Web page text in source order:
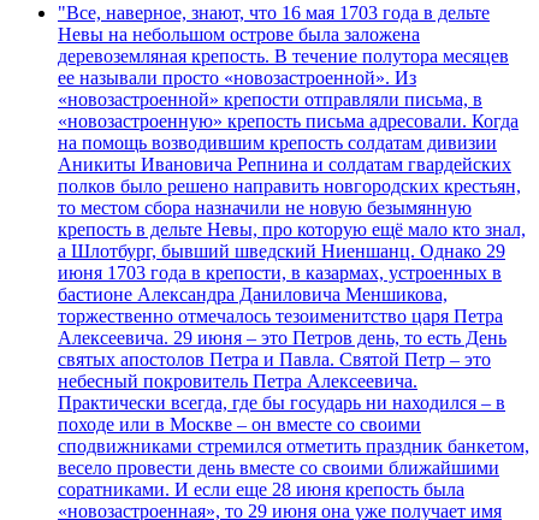
"Все, наверное, знают, что 16 мая 1703 года в дельте
Невы на небольшом острове была заложена
деревоземляная крепость. В течение полутора месяцев
ее называли просто «новозастроенной». Из
«новозастроенной» крепости отправляли письма, в
«новозастроенную» крепость письма адресовали. Когда
на помощь возводившим крепость солдатам дивизии
Аникиты Ивановича Репнина и солдатам гвардейских
полков было решено направить новгородских крестьян,
то местом сбора назначили не новую безымянную
крепость в дельте Невы, про которую ещё мало кто знал,
а Шлотбург, бывший шведский Ниеншанц. Однако 29
июня 1703 года в крепости, в казармах, устроенных в
бастионе Александра Даниловича Меншикова,
торжественно отмечалось тезоименитство царя Петра
Алексеевича. 29 июня – это Петров день, то есть День
святых апостолов Петра и Павла. Святой Петр – это
небесный покровитель Петра Алексеевича.
Практически всегда, где бы государь ни находился – в
походе или в Москве – он вместе со своими
сподвижниками стремился отметить праздник банкетом,
весело провести день вместе со своими ближайшими
соратниками. И если еще 28 июня крепость была
«новозастроенная», то 29 июня она уже получает имя